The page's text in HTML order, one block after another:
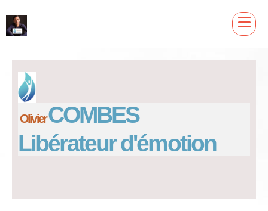
OlivierCOMBES
Libérateur d'émotion